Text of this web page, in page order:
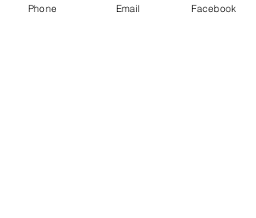
Phone Email Facebook